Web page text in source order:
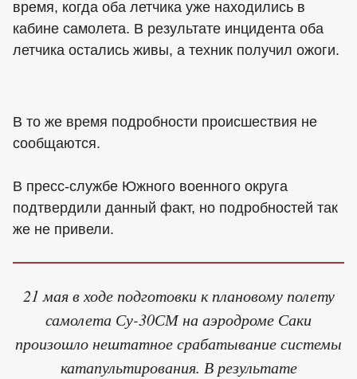
время, когда оба летчика уже находились в
кабине самолета. В результате инцидента оба
летчика остались живы, а техник получил ожоги.
В то же время подробности происшествия не
сообщаются.
В пресс-службе Южного военного округа
подтвердили данный факт, но подробностей так
же не привели.
21 мая в ходе подготовки к плановому полету
самолета Су-30СМ на аэродроме Саки
произошло нештатное срабатывание системы
катапультирования. В результате